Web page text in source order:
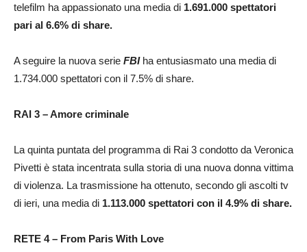
telefilm ha appassionato una media di 1.691.000 spettatori
pari al 6.6% di share.
A seguire la nuova serie FBI ha entusiasmato una media di
1.734.000 spettatori con il 7.5% di share.
RAI 3 – Amore criminale
La quinta puntata del programma di Rai 3 condotto da Veronica
Pivetti è stata incentrata sulla storia di una nuova donna vittima
di violenza. La trasmissione ha ottenuto, secondo gli ascolti tv
di ieri, una media di 1.113.000 spettatori con il 4.9% di share.
RETE 4 – From Paris With Love